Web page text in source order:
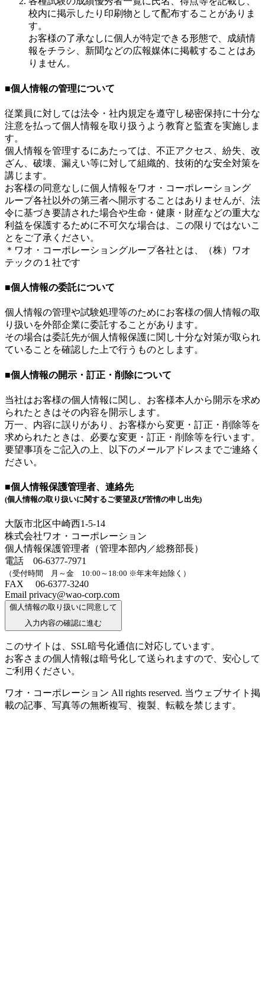
校内に掲示したり印刷物として配布することがありま
す。
お客様の了承なしに個人が特定できる形態で、成績情
報をチラシ、新聞などの広報媒体に掲載することはあ
りません。
■個人情報の管理について
従業員に対しては法令・社内規定を遵守し秘密保持に十分な
注意を払って個人情報を取り扱うよう教育と監査を実施しま
す。
個人情報を管理するにあたっては、不正アクセス、紛失、改
ざん、破壊、漏えい等に対して組織的、技術的な安全対策を
講じます。
お客様の同意なしに個人情報をワオ・コーポレーショング
ループ各社以外の第三者へ開示することはありませんが、法
令に基づき要請された場合や生命・健康・財産などの重大な
利益を保護するために不可欠な場合は、この限りではないこ
とをご了承ください。
＊ワオ・コーポレーショングループ各社とは、（株）ワオ
テックの１社です
■個人情報の委託について
個人情報の管理や試験処理等のためにお客様の個人情報の取
り扱いを外部企業に委託することがあります。
その場合は委託先が個人情報保護に関し十分な対策が取られ
ていることを確認した上で行うものとします。
■個人情報の開示・訂正・削除について
当社はお客様の個人情報に関し、お客様本人から開示を求め
られたときはその内容を開示します。
万一、内容に誤りがあり、お客様から変更・訂正・削除等を
求められたときは、必要な変更・訂正・削除等を行います。
要望事項をご記入の上、以下のメールアドレスまでご連絡く
ださい。
■個人情報保護管理者、連絡先
(個人情報の取り扱いに関するご要望及び苦情の申し出先)
大阪市北区中崎西1-5-14
株式会社ワオ・コーポレーション
個人情報保護管理者（管理本部内／総務部長）
電話 06-6377-7971
（受付時間 月～金 10:00～18:00 ※年末年始除く）
FAX 06-6377-3240
Email privacy@wao-corp.com
個人情報の取り扱いに同意して
入力内容の確認に進む
このサイトは、SSL暗号化通信に対応しています。
お客さまの個人情報は暗号化して送られますので、安心して
ご利用ください。
ワオ・コーポレーション All rights reserved. 当ウェブサイト掲
載の記事、写真等の無断複写、複製、転載を禁じます。